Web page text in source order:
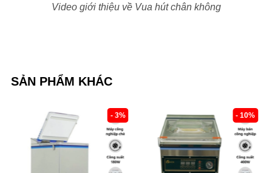
Video giới thiệu về Vua hút chân không
SẢN PHẨM KHÁC
- 3% - 10%